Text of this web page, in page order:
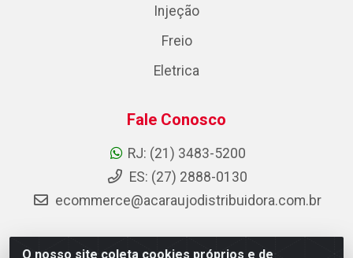
O nosso site coleta cookies próprios e de
Injeção
Freio
Eletrica
Fale Conosco
RJ: (21) 3483-5200
ES: (27) 2888-0130
ecommerce@acaraujodistribuidora.com.br